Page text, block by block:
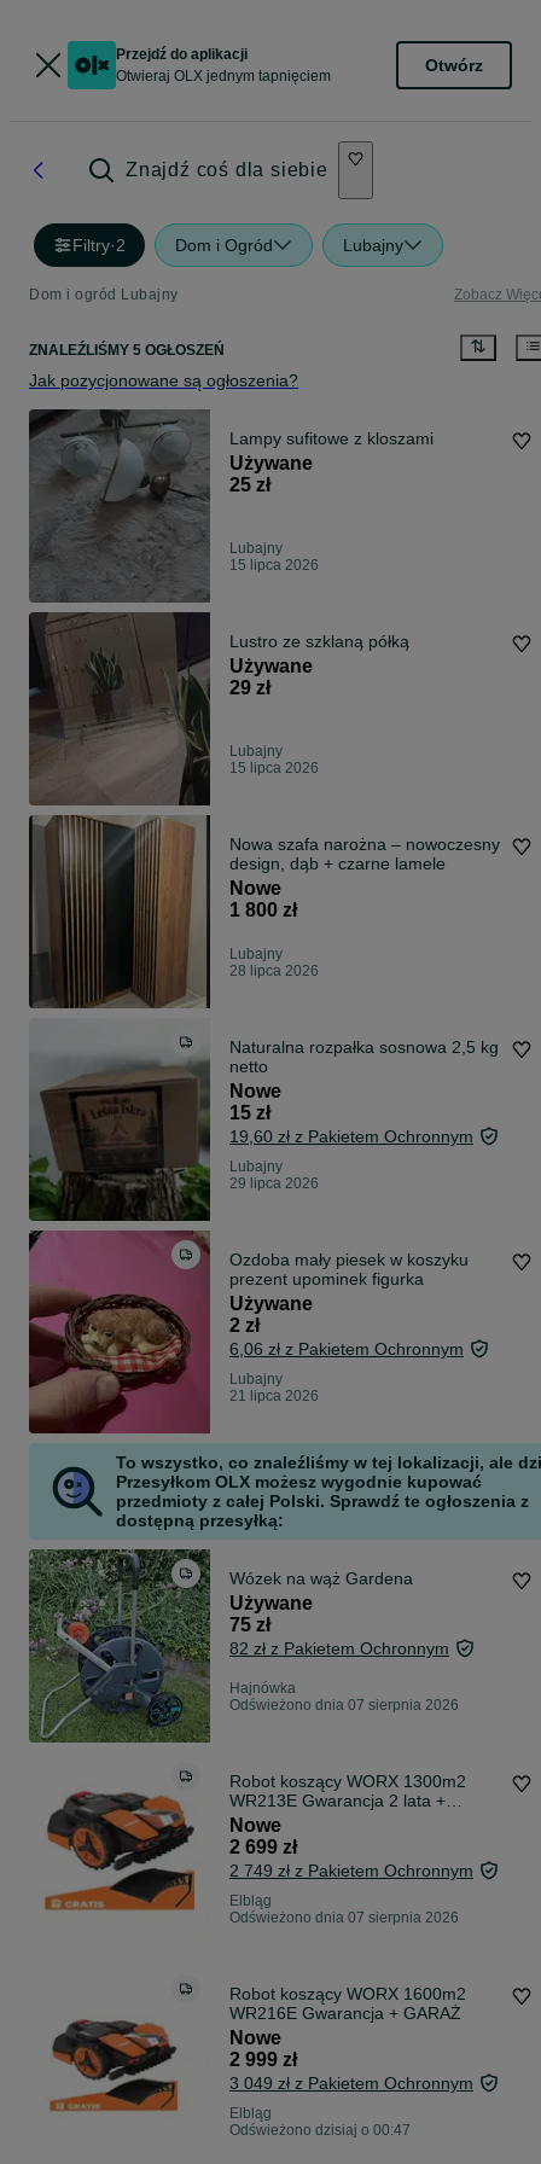
Przejdź do aplikacji
Otwieraj OLX jednym tapnięciem
Otwórz
Znajdź coś dla siebie
Filtry·2 Dom i Ogród Lubajny
Dom i ogród Lubajny Zobacz
ZNALEŹLIŚMY 5 OGŁOSZEŃ
Jak pozycjonowane są ogłoszenia?
Lampy sufitowe z kloszami
Używane
25 zł
Lubajny
15 lipca 2026
Lustro ze szklaną półką
Używane
29 zł
Lubajny
15 lipca 2026
Nowa szafa narożna – nowoczesny
design, dąb + czarne lamele
Nowe
1 800 zł
Lubajny
28 lipca 2026
Naturalna rozpałka sosnowa 2,5 kg
netto
Nowe
15 zł
19,60 zł z Pakietem Ochronnym
Lubajny
29 lipca 2026
Ozdoba mały piesek w koszyku
prezent upominek figurka
Używane
2 zł
6,06 zł z Pakietem Ochronnym
Lubajny
21 lipca 2026
To wszystko, co znaleźliśmy w tej lokalizacji, ale
Przesyłkom OLX możesz wygodnie kupować
przedmioty z całej Polski. Sprawdź te ogłoszenia z
dostępną przesyłką:
Wózek na wąż Gardena
Używane
75 zł
82 zł z Pakietem Ochronnym
Hajnówka
Odświeżono dnia 07 sierpnia 2026
Robot koszący WORX 1300m2
WR213E Gwarancja 2 lata +
GARAŻ
Nowe
2 699 zł
2 749 zł z Pakietem Ochronnym
Elbląg
Odświeżono dnia 07 sierpnia 2026
Robot koszący WORX 1600m2
WR216E Gwarancja + GARAŻ
Nowe
2 999 zł
3 049 zł z Pakietem Ochronnym
Elbląg
Odświeżono dzisiaj o 00:47